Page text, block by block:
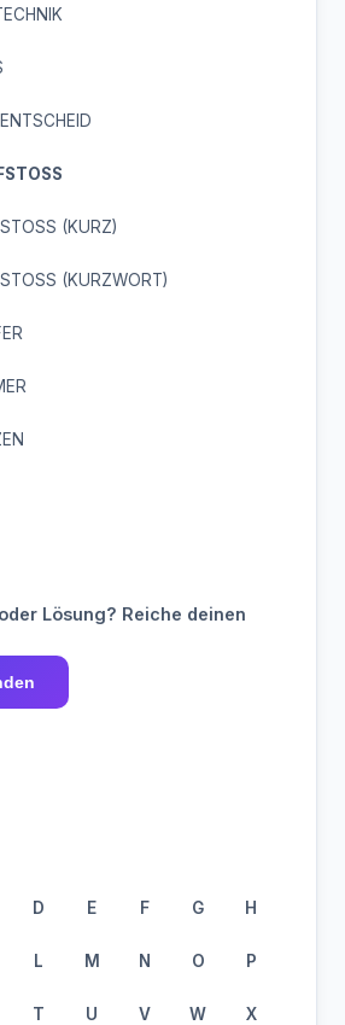
(KURZ)
(KURZWORT)
Lösung? Reiche deinen
senden
D E F G H
L M N O P
T U V W X